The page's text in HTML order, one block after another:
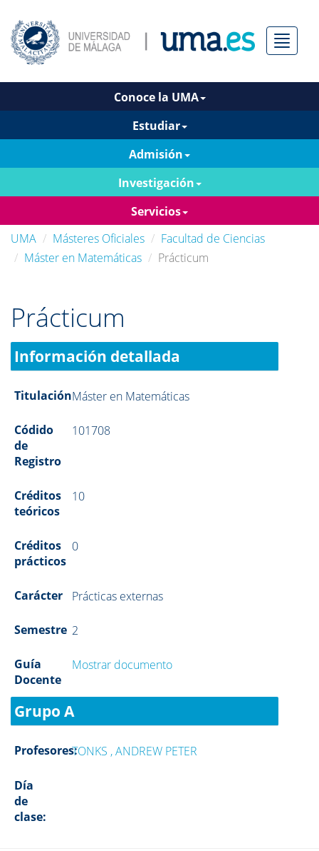
Menú
Conoce la UMA
Estudiar
Admisión
Investigación
Servicios
UMA
Másteres Oficiales
Facultad de Ciencias
Máster en Matemáticas
Prácticum
Prácticum
Información detallada
TitulaciónMáster en Matemáticas
Códido
de
Registro
101708
Créditos
teóricos
10
Créditos
prácticos
0
Carácter Prácticas externas
Semestre 2
Guía
Docente
Mostrar documento
Grupo A
Profesores:TONKS , ANDREW PETER
Día
de
clase: